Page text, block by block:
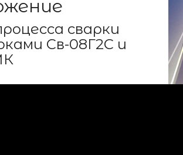
сварки
Св-08Г2С и